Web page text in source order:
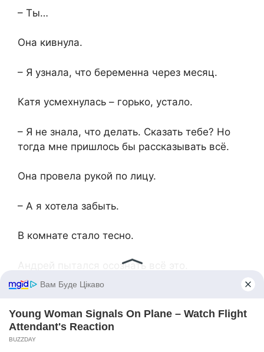
– Ты…
Она кивнула.
– Я узнала, что беременна через месяц.
Катя усмехнулась – горько, устало.
– Я не знала, что делать. Сказать тебе? Но
тогда мне пришлось бы рассказывать всё.
Она провела рукой по лицу.
– А я хотела забыть.
В комнате стало тесно.
Андрей пытался осознать всё это.
Она не скрывала этого от него – она
скрывала это от себя.